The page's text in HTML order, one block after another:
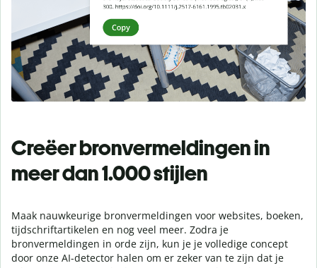
Creëer bronvermeldingen in
meer dan 1.000 stijlen
Maak nauwkeurige bronvermeldingen voor websites, boeken,
tijdschriftartikelen en nog veel meer. Zodra je
bronvermeldingen in orde zijn, kun je je volledige concept
door onze AI-detector halen om er zeker van te zijn dat je